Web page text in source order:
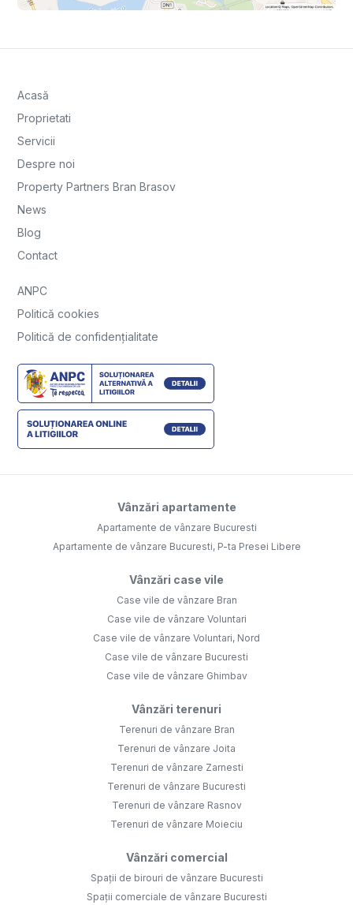
Acasă
Proprietati
Servicii
Despre noi
Property Partners Bran Brasov
News
Blog
Contact
ANPC
Politică cookies
Politică de confidențialitate
Vânzări apartamente
Apartamente de vânzare Bucuresti
Apartamente de vânzare Bucuresti, P-ta Presei Libere
Vânzări case vile
Case vile de vânzare Bran
Case vile de vânzare Voluntari
Case vile de vânzare Voluntari, Nord
Case vile de vânzare Bucuresti
Case vile de vânzare Ghimbav
Vânzări terenuri
Terenuri de vânzare Bran
Terenuri de vânzare Joita
Terenuri de vânzare Zarnesti
Terenuri de vânzare Bucuresti
Terenuri de vânzare Rasnov
Terenuri de vânzare Moieciu
Vânzări comercial
Spații de birouri de vânzare Bucuresti
Spații comerciale de vânzare Bucuresti